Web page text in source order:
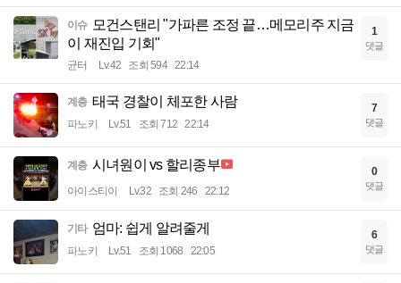
이슈
모건스탠리 "가파른 조정 끝…메모리주 지금
이 재진입 기회"
균터 Lv.42 조회 594 22:14
1
댓글
계층 태국 경찰이 체포한 사람
파노키 Lv.51 조회 712 22:14
7
댓글
계층 시녀원이 vs 할리종부
아이스티이 Lv.32 조회 246 22:12
0
댓글
기타 엄마: 쉽게 알려줄게
파노키 Lv.51 조회 1068 22:05
6
댓글